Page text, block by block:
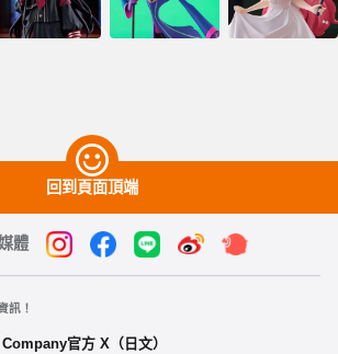
回到頁面頂端
體
訊！
官方 X（日文）